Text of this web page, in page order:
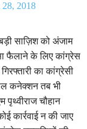
28, 2018
साज़िश को अंजाम
फैलाने के लिए कांग्रेस
का कांग्रेसी
कनेक्शन तब भी
पृथ्वीराज चौहान
कार्रवाई न की जाए